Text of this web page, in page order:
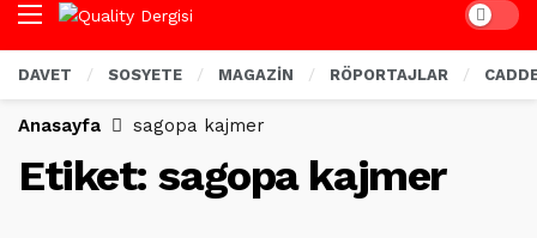
Dark
DAVET SOSYETE MAGAZİN RÖPORTAJLAR
Anasayfa sagopa kajmer
Etiket: sagopa kajmer